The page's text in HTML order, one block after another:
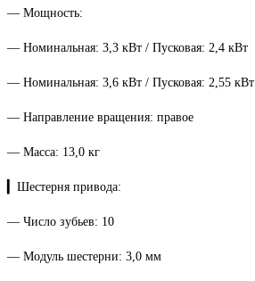
— Мощность:
— Номинальная: 3,3 кВт / Пусковая: 2,4 кВт
— Номинальная: 3,6 кВт / Пусковая: 2,55 кВт
— Направление вращения: правое
— Масса: 13,0 кг
▎Шестерня привода:
— Число зубьев: 10
— Модуль шестерни: 3,0 мм